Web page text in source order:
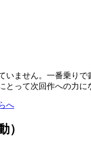
いません。一番乗りで
って次回作への力に
へ
）